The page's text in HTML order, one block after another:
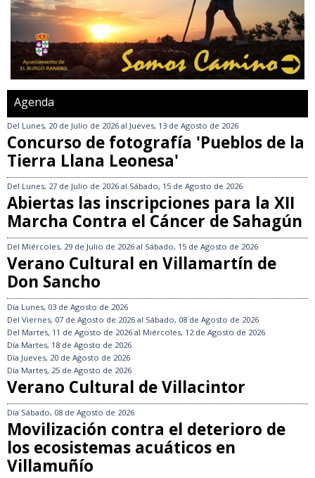
Agenda
Del Lunes, 20 de Julio de 2026 al Jueves, 13 de Agosto de 2026
Concurso de fotografía 'Pueblos de la
Tierra Llana Leonesa'
Del Lunes, 27 de Julio de 2026 al Sábado, 15 de Agosto de 2026
Abiertas las inscripciones para la XII
Marcha Contra el Cáncer de Sahagún
Del Miércoles, 29 de Julio de 2026 al Sábado, 15 de Agosto de 2026
Verano Cultural en Villamartín de
Don Sancho
Día Lunes, 03 de Agosto de 2026
Del Viernes, 07 de Agosto de 2026 al Sábado, 08 de Agosto de 2026
Del Martes, 11 de Agosto de 2026 al Miércoles, 12 de Agosto de 2026
Día Martes, 18 de Agosto de 2026
Día Jueves, 20 de Agosto de 2026
Día Martes, 25 de Agosto de 2026
Verano Cultural de Villacintor
Día Sábado, 08 de Agosto de 2026
Movilización contra el deterioro de
los ecosistemas acuáticos en
Villamuñío